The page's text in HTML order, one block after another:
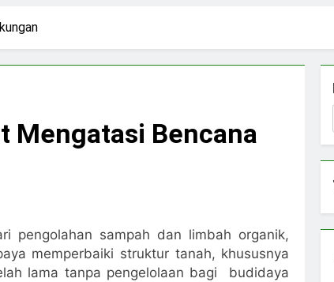
dan Rekomendasi Terpercaya
Lengkap dan Rekomendasi Terpercaya
dan Rekomendasi Terpercaya
Pengelolaan Kawasan Industri yang Efisien dan
Mengatasi Bencana
pengolahan sampah dan limbah organik,
memperbaiki struktur tanah, khususnya
lama tanpa pengelolaan bagi budidaya